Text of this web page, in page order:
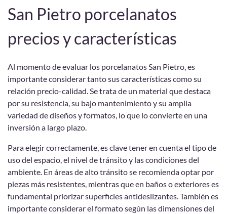
San Pietro porcelanatos
precios y características
Al momento de evaluar los porcelanatos San Pietro, es
importante considerar tanto sus características como su
relación precio-calidad. Se trata de un material que destaca
por su resistencia, su bajo mantenimiento y su amplia
variedad de diseños y formatos, lo que lo convierte en una
inversión a largo plazo.
Para elegir correctamente, es clave tener en cuenta el tipo de
uso del espacio, el nivel de tránsito y las condiciones del
ambiente. En áreas de alto tránsito se recomienda optar por
piezas más resistentes, mientras que en baños o exteriores es
fundamental priorizar superficies antideslizantes. También es
importante considerar el formato según las dimensiones del